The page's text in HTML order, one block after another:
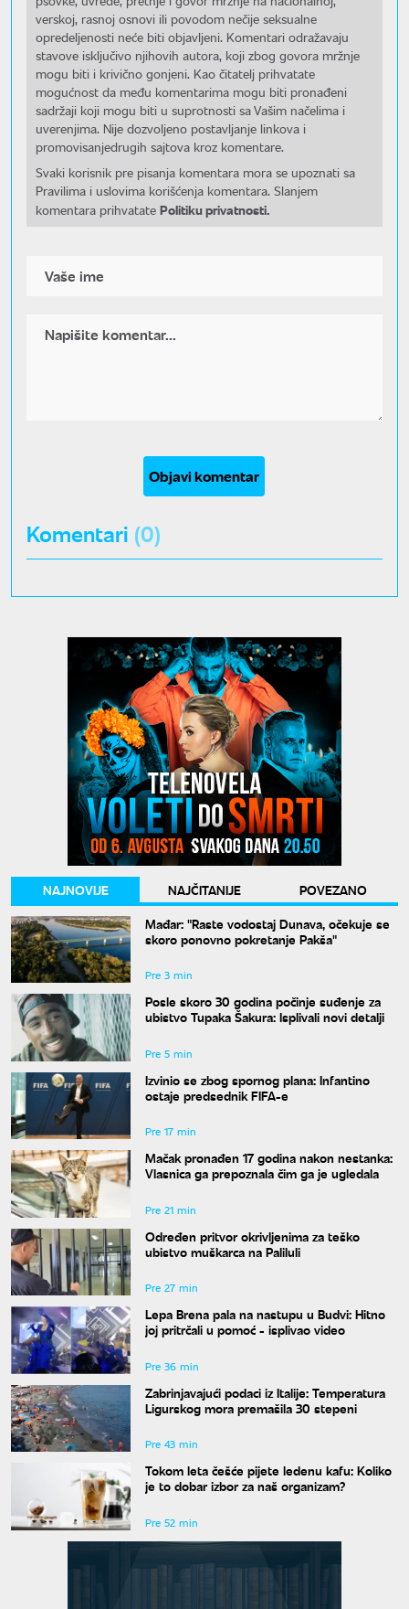
verskoj, rasnoj osnovi ili povodom nečije seksualne
opredeljenosti neće biti objavljeni. Komentari odražavaju
stavove isključivo njihovih autora, koji zbog govora mržnje
mogu biti i krivično gonjeni. Kao čitatelj prihvatate
mogućnost da među komentarima mogu biti pronađeni
sadržaji koji mogu biti u suprotnosti sa Vašim načelima i
uverenjima. Nije dozvoljeno postavljanje linkova i
promovisanjedrugih sajtova kroz komentare.
Svaki korisnik pre pisanja komentara mora se upoznati sa
Pravilima i uslovima korišćenja komentara. Slanjem
komentara prihvatate Politiku privatnosti.
Objavi komentar
Komentari (0)
NAJNOVIJE NAJČITANIJE
POVEZANO
Mađar: "Raste vodostaj Dunava, očekuje se
skoro ponovno pokretanje Pakša"
Pre 3 min
Posle skoro 30 godina počinje suđenje za
ubistvo Tupaka Šakura: Isplivali novi detalji
Pre 5 min
Izvinio se zbog spornog plana: Infantino
ostaje predsednik FIFA-e
Pre 17 min
Mačak pronađen 17 godina nakon nestanka:
Vlasnica ga prepoznala čim ga je ugledala
Pre 21 min
Određen pritvor okrivljenima za teško
ubistvo muškarca na Paliluli
Pre 27 min
Lepa Brena pala na nastupu u Budvi: Hitno
joj pritrčali u pomoć - isplivao video
Pre 36 min
Zabrinjavajući podaci iz Italije: Temperatura
Ligurskog mora premašila 30 stepeni
Pre 43 min
Tokom leta češće pijete ledenu kafu: Koliko
je to dobar izbor za naš organizam?
Pre 52 min